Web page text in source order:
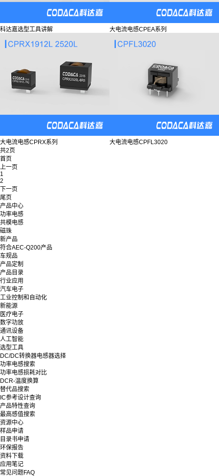
科达嘉选型工具讲解 大电流电感CPEA系列
大电流电感CPRX系列
大电流电感CPFL3020
共2页
首页
上一页
1
2
下一页
尾页
产品中心
功率电感
共模电感
磁珠
新产品
符合AEC-Q200产品
车规品
产品定制
产品目录
行业应用
汽车电子
工业控制和自动化
新能源
医疗电子
数字功放
通讯设备
人工智能
选型工具
DC/DC转换器电感器选择
功率电感搜索
功率电感损耗对比
DCR-温度换算
替代品搜索
IC参考设计查询
产品特性查询
最高感值搜索
资源中心
样品申请
目录书申请
环保报告
资料下载
应用笔记
常见问题FAQ